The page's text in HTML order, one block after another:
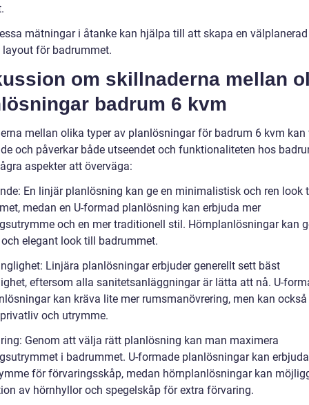
mätningar i åtanke kan hjälpa till att skapa en
layout för badrummet.
om skillnaderna mellan
badrum 6 kvm
mellan olika typer av planlösningar för badrum 6 kvm kan
och påverkar både utseendet och funktionaliteten hos
aspekter att överväga:
En linjär planlösning kan ge en minimalistisk och ren look
medan en U-formad planlösning kan erbjuda mer
och en mer traditionell stil. Hörnplanlösningar kan
elegant look till badrummet.
Linjära planlösningar erbjuder generellt sett bäst
eftersom alla sanitetsanläggningar är lätta att nå. U-
kan kräva lite mer rumsmanövrering, men kan
och utrymme.
Genom att välja rätt planlösning kan man maximera
i badrummet. U-formade planlösningar kan
för förvaringsskåp, medan hörnplanlösningar kan
av hörnhyllor och spegelskåp för extra förvaring.